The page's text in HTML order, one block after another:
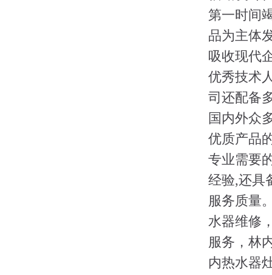
第一时间
品为主体
吸收现代
优秀技术
司还配备
国内外众
优质产品
专业需要
经验,还具
服务质量
水器维修
服务，林
内热水器